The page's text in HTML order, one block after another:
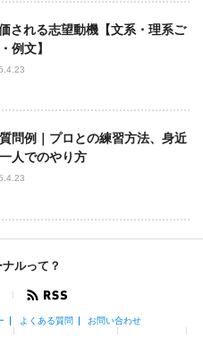
される志望動機【文系・理系ご
例文】
問例｜プロとの練習方法、身近
人でのやり方
ルって？
よくある質問 お問い合わせ